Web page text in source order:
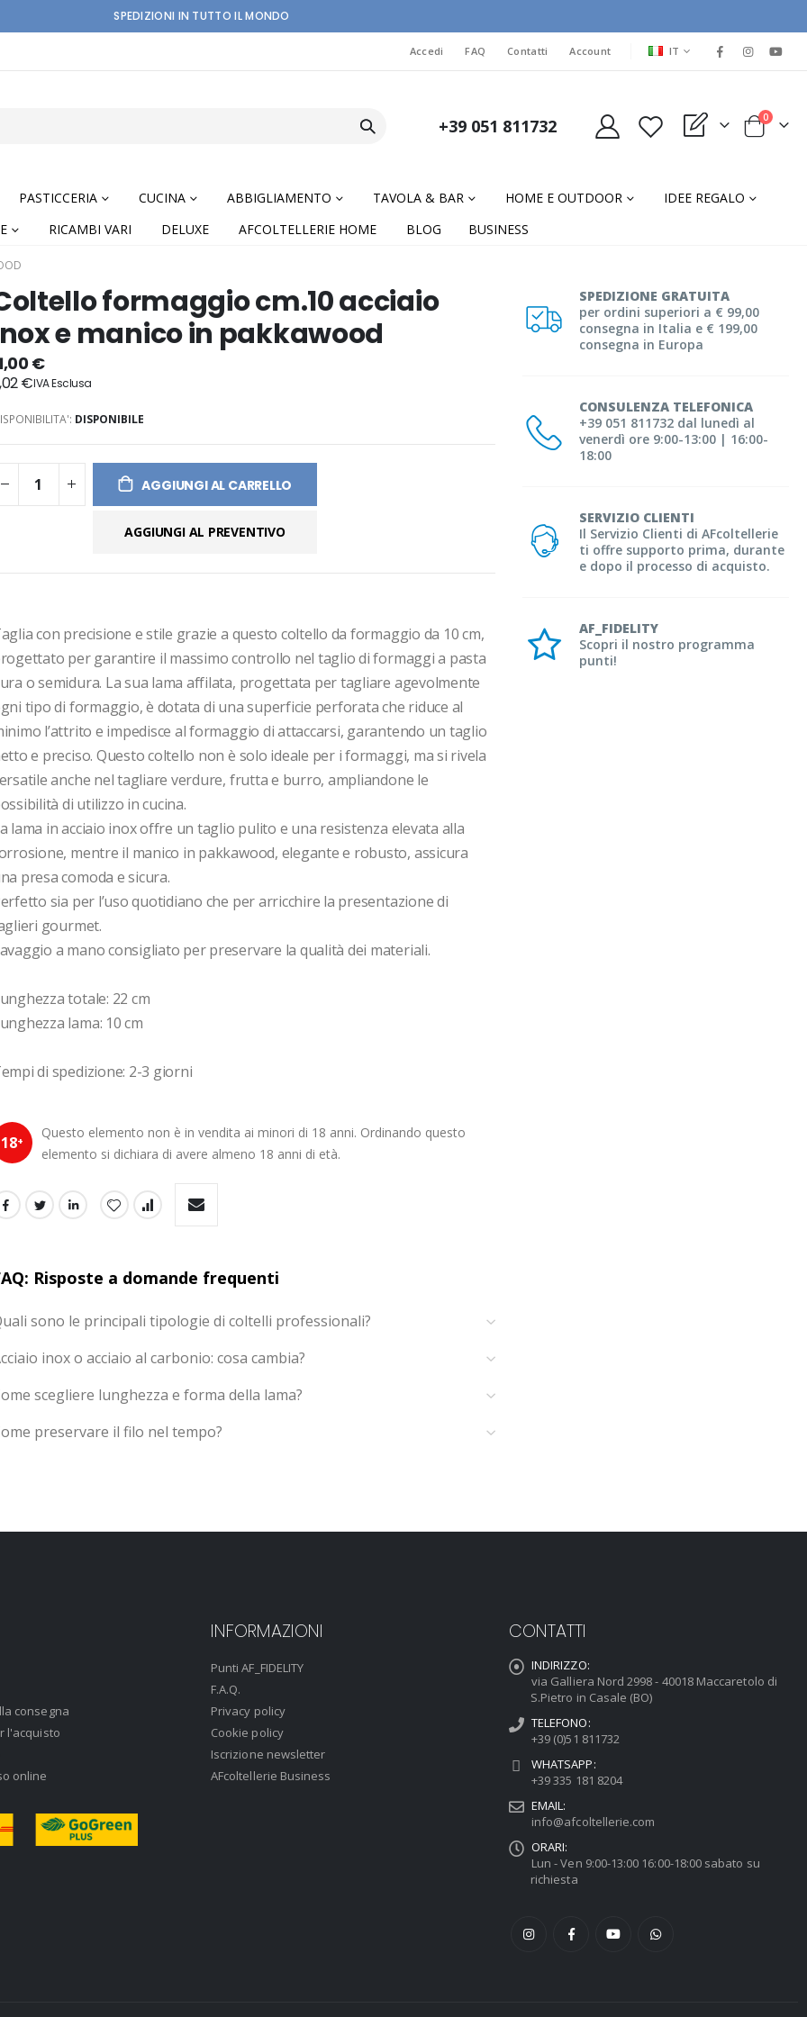
SPEDIZIONI IN TUTTO IL MONDO
Accedi FAQ Contatti Account LINGUA
IT
+39 051 811732 My Quote Cart
0elementi
PASTICCERIA CUCINA ABBIGLIAMENTO TAVOLA & BAR HOME E OUTDOOR
IDEE REGALO
RICAMBI VARI DELUXE AFCOLTELLERIE HOME BLOG BUSINESS
SPEDIZIONE GRATUITA
per ordini superiori a € 99,00
consegna in Italia e € 199,00
consegna in Europa
CONSULENZA TELEFONICA
+39 051 811732 dal lunedì al
venerdì ore 9:00-13:00 | 16:00-
18:00
SERVIZIO CLIENTI
Il Servizio Clienti di AFcoltellerie
ti offre supporto prima, durante
e dopo il processo di acquisto.
AF_FIDELITY
Scopri il nostro programma
punti!
formaggio cm.10 acciaio
e manico in pakkawood
€
€
DISPONIBILE
AGGIUNGI AL CARRELLO
AGGIUNGI AL PREVENTIVO
con precisione e stile grazie a questo coltello da formaggio da 10 cm,
per garantire il massimo controllo nel taglio di formaggi a pasta
o semidura. La sua lama affilata, progettata per tagliare agevolmente
tipo di formaggio, è dotata di una superficie perforata che riduce al
l’attrito e impedisce al formaggio di attaccarsi, garantendo un taglio
e preciso. Questo coltello non è solo ideale per i formaggi, ma si rivela
anche nel tagliare verdure, frutta e burro, ampliandone le
di utilizzo in cucina.
lama in acciaio inox offre un taglio pulito e una resistenza elevata alla
mentre il manico in pakkawood, elegante e robusto, assicura
presa comoda e sicura.
sia per l’uso quotidiano che per arricchire la presentazione di
gourmet.
a mano consigliato per preservare la qualità dei materiali.
totale: 22 cm
lama: 10 cm
di spedizione: 2-3 giorni
18+
Questo elemento non è in vendita ai minori di 18 anni. Ordinando questo
elemento si dichiara di avere almeno 18 anni di età.
Risposte a domande frequenti
sono le principali tipologie di coltelli professionali?
inox o acciaio al carbonio: cosa cambia?
scegliere lunghezza e forma della lama?
preservare il filo nel tempo?
consegna
l'acquisto
online
INFORMAZIONI
Punti AF_FIDELITY
F.A.Q.
Privacy policy
Cookie policy
Iscrizione newsletter
AFcoltellerie Business
CONTATTI
INDIRIZZO:
via Galliera Nord 2998 - 40018 Maccaretolo di
S.Pietro in Casale (BO)
TELEFONO:
+39 (0)51 811732
WHATSAPP:
+39 335 181 8204
EMAIL:
info@afcoltellerie.com
ORARI:
Lun - Ven 9:00-13:00 16:00-18:00 sabato su
richiesta